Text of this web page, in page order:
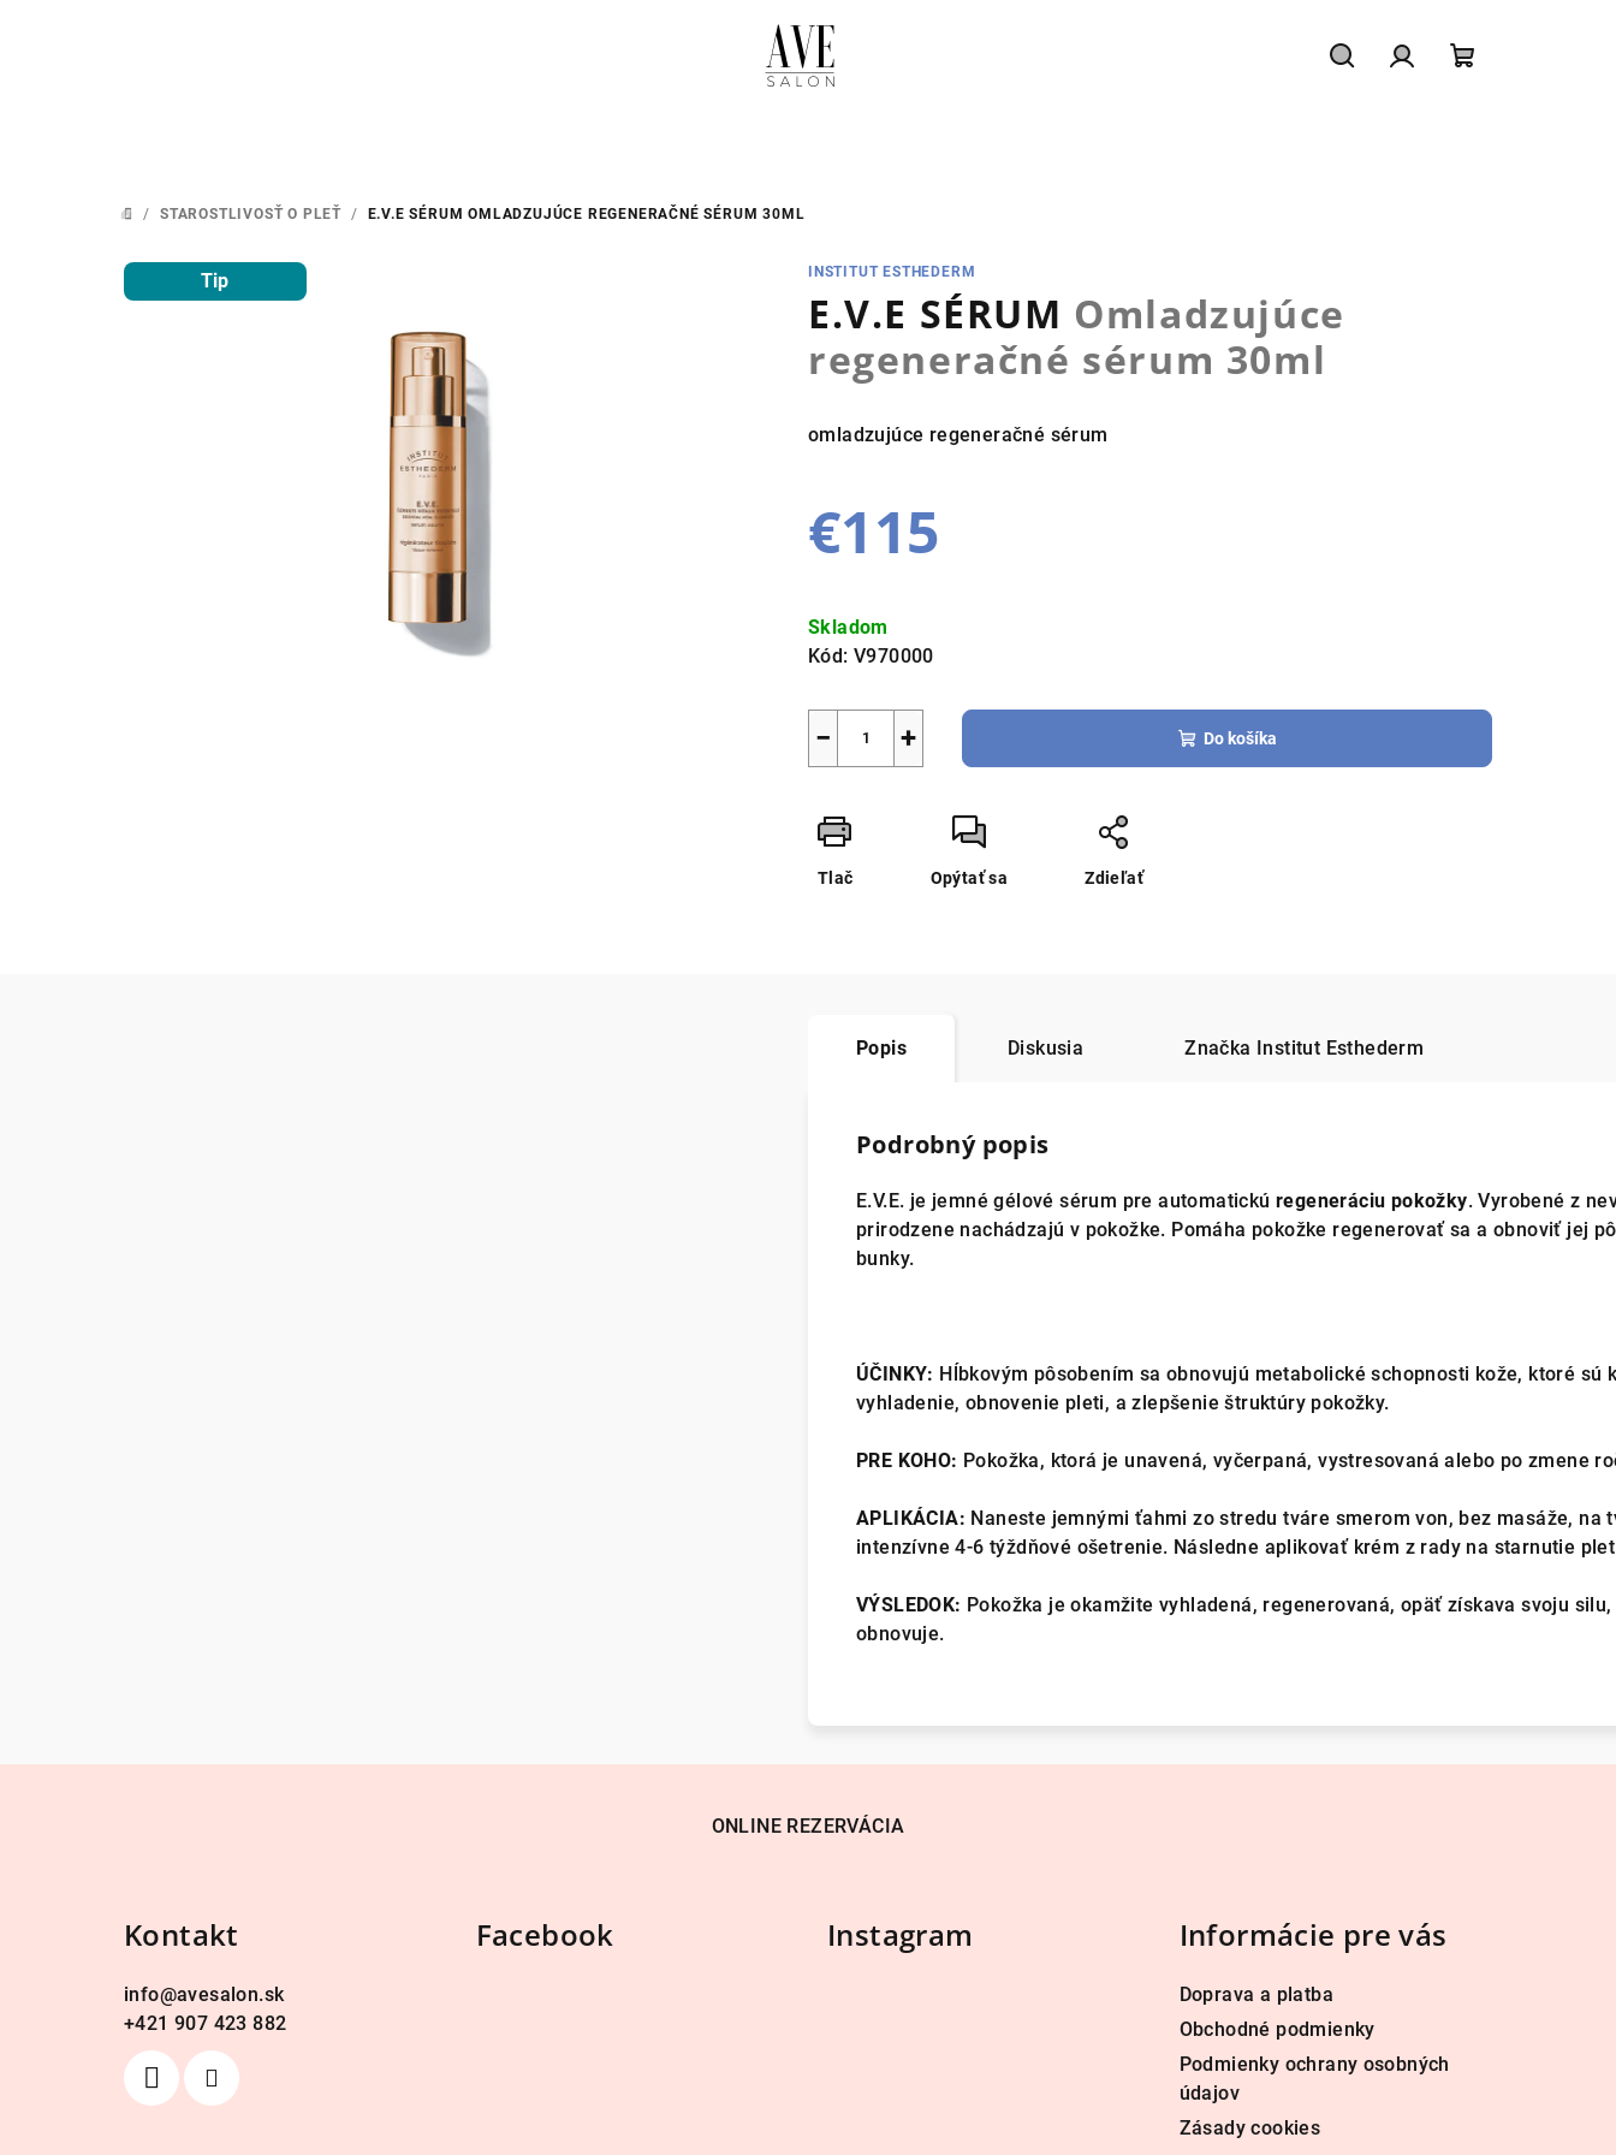
DOMOV
/ STAROSTLIVOSŤ O PLEŤ / E.V.E SÉRUMOMLADZUJÚCE REGENERAČNÉ SÉRUM 30ML
INSTITUT ESTHEDERM
E.V.E SÉRUM Omladzujúce
regeneračné sérum 30ml
omladzujúce regeneračné sérum
€115
cena:
Skladom
Kód: V970000
+
− Do košíka
Tlač Opýtať sa Zdieľať
Tip
Popis Diskusia Značka Institut Esthederm
Podrobný popis
E.V.E. je jemné gélové sérum pre automatickú regeneráciu pokožky. Vyrobené z
prirodzene nachádzajú v pokožke. Pomáha pokožke regenerovať sa a obnoviť jej
bunky.
ÚČINKY: Hĺbkovým pôsobením sa obnovujú metabolické schopnosti kože, ktoré sú
vyhladenie, obnovenie pleti, a zlepšenie štruktúry pokožky.
PRE KOHO: Pokožka, ktorá je unavená, vyčerpaná, vystresovaná alebo po zmene
APLIKÁCIA: Naneste jemnými ťahmi zo stredu tváre smerom von, bez masáže,
intenzívne 4-6 týždňové ošetrenie. Následne aplikovať krém z rady na starnutie
VÝSLEDOK: Pokožka je okamžite vyhladená, regenerovaná, opäť získava svoju
obnovuje.
ONLINE REZERVÁCIA
Kontakt
info@avesalon.sk
+421 907 423 882
Facebook Instagram Informácie pre vás
Doprava a platba
Obchodné podmienky
Podmienky ochrany osobných
údajov
Zásady cookies